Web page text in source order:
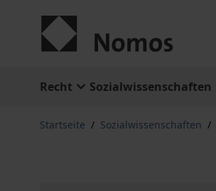
Recht Sozialwissenschaften
Startseite / Sozialwissenschaften /